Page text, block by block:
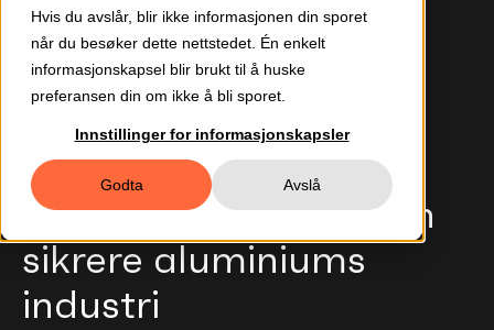
Hvis du avslår, blir ikke informasjonen din sporet
når du besøker dette nettstedet. Én enkelt
informasjonskapsel blir brukt til å huske
preferansen din om ikke å bli sporet.
Innstillinger for informasjonskapsler
Godta Avslå
Hycast Insight – for en
sikrere aluminiums
industri